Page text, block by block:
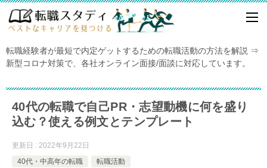
転職経験者が最短で内定ゲットするための転職活動の方法を解説 ⇒
新型コロナ対策で、各社オンライン面接/面談に対応しています。
40代の転職で自己PR・志望動機に何を盛り
込む？使える例文とテンプレート
更新日 : 2022年9月22日
40代・中高年の転職
転職活動